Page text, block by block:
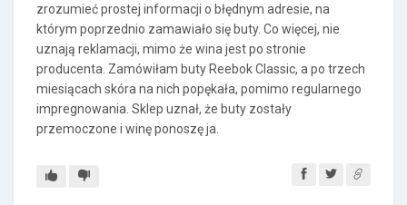
zrozumieć prostej informacji o błędnym adresie, na
którym poprzednio zamawiało się buty. Co więcej, nie
uznają reklamacji, mimo że wina jest po stronie
producenta. Zamówiłam buty Reebok Classic, a po trzech
miesiącach skóra na nich popękała, pomimo regularnego
impregnowania. Sklep uznał, że buty zostały
przemoczone i winę ponoszę ja.